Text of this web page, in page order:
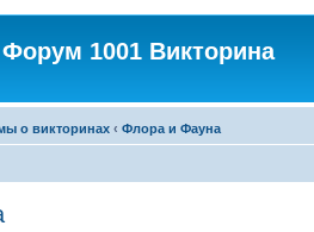
Форум 1001 Викторина
о викторинах ‹ Флора и Фауна